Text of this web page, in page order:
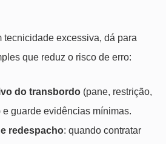
tecnicidade excessiva, dá para
que reduz o risco de erro:
do transbordo (pane, restrição,
guarde evidências mínimas.
redespacho: quando contratar